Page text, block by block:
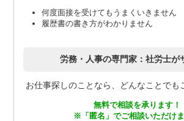
何度面接を受けてもうまくいきません
履歴書の書き方がわかりません
労務・人事の専門家：社労士が
お仕事探しのことなら、どんなことでも
無料で相談を承ります！
※「匿名」でご相談いただけま